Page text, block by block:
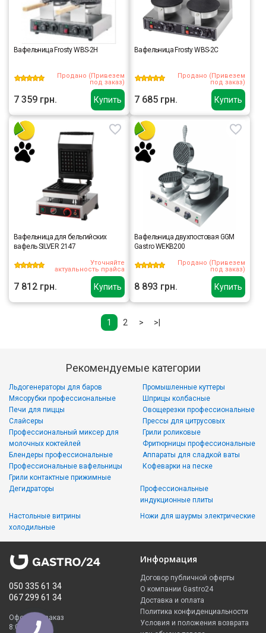
Купить
Вафельница Frosty WBS-2H
Продано (Привезем
под заказ)
7 359 грн. Купить
Вафельница Frosty WBS-2C
Продано (Привезем
под заказ)
7 685 грн.
Купить
Вафельница для бельгийских
вафель SILVER 2147
Уточняйте
актуальность прайса
7 812 грн. Купить
Вафельница двухпостовая GGM
Gastro WEKB200
Продано (Привезем
под заказ)
8 893 грн.
1 2 > >|
Рекомендуемые категории
Льдогенераторы для баров
Мясорубки профессиональные
Печи для пиццы
Слайсеры
Промышленные куттеры
Шприцы колбасные
Овощерезки профессиональные
Прессы для цитрусовых
Профессиональный миксер для
молочных коктейлей
Блендеры профессиональные
Профессиональные вафельницы
Грили контактные прижимные
Грили роликовые
Фритюрницы профессиональные
Аппараты для сладкой ваты
Кофеварки на песке
Дегидраторы
Настольные витрины
холодильные
Профессиональные
индукционные плиты
Ножи для шаурмы электрические
050 335 61 34
067 299 61 34
Оформить заказ
8:00 - 23:00
Информация
Договор публичной оферты
О компании Gastro24
Доставка и оплата
Политика конфиденциальности
Условия и положения возврата